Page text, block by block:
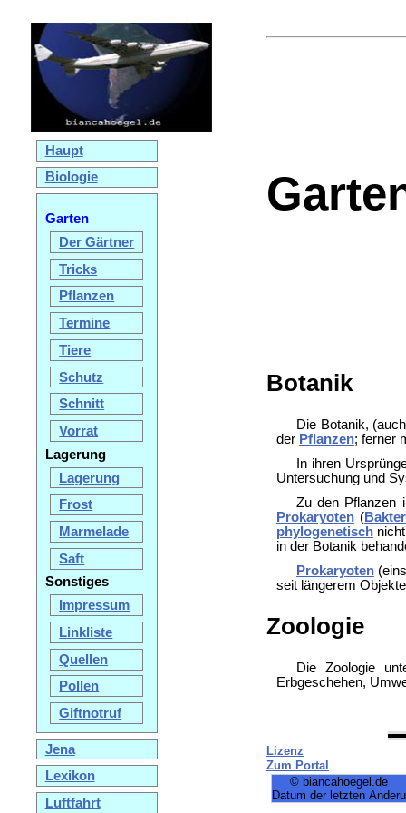
Haupt
Biologie
Garten
Der Gärtner
Tricks
Pflanzen
Termine
Tiere
Schutz
Schnitt
Vorrat
Lagerung
Lagerung
Frost
Marmelade
Saft
Sonstiges
Impressum
Linkliste
Quellen
Pollen
Giftnotruf
Jena
Lexikon
Luftfahrt
Botanik
Die Botanik,
der Pflanzen; ferner
In ihren
Untersuchung und
Zu den Pflanzen
Prokaryoten(
phylogenetischnicht
in der Botanik
Prokaryoten
seit längerem
Zoologie
Die Zoologie
Erbgeschehen,
Lizenz
Zum Portal
© biancahoegel.de
Datum der letzten